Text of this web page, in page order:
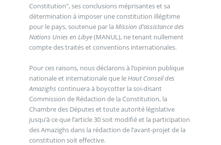
Constitution", ses conclusions méprisantes et sa
détermination à imposer une constitution illégitime
pour le pays, soutenue par la Mission d’assistance des
Nations Unies en Libye(MANUL), ne tenant nullement
compte des traités et conventions internationales.
Pour ces raisons, nous déclarons à l’opinion publique
nationale et internationale que leHaut Conseil des
Amazighs continuera à boycotter la soi-disant
Commission de Rédaction de la Constitution, la
Chambre des Députes et toute autorité législative
jusqu’à ce que l’article 30 soit modifié et la participation
des Amazighs dans la rédaction de l’avant-projet de la
constitution soit effective.